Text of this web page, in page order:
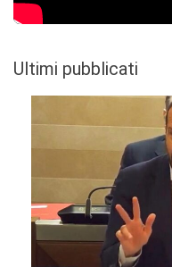
Ultimi pubblicati